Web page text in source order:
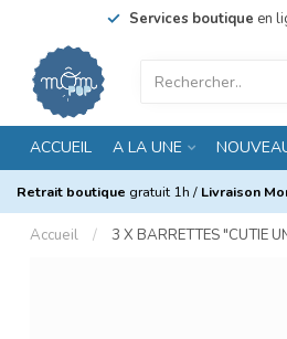
Services boutique en
ACCUEIL A LA UNE
Retrait boutique gratuit 1h / Livraison
Accueil / 3 X BARRETTES "CUTIE